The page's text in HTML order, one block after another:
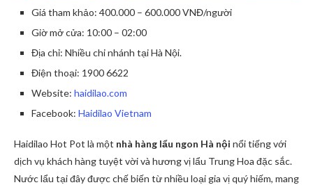
Giá tham khảo: 400.000 – 600.000 VNĐ/người
Giờ mở cửa: 10:00 – 02:00
Địa chỉ: Nhiều chi nhánh tại Hà Nội.
Điện thoại: 1900 6622
Website: haidilao.com
Facebook: Haidilao Vietnam
Haidilao Hot Pot là một nhà hàng lẩu ngon Hà nội nổi tiếng với
dịch vụ khách hàng tuyệt vời và hương vị lẩu Trung Hoa đặc sắc.
Nước lẩu tại đây được chế biến từ nhiều loại gia vị quý hiếm, mang